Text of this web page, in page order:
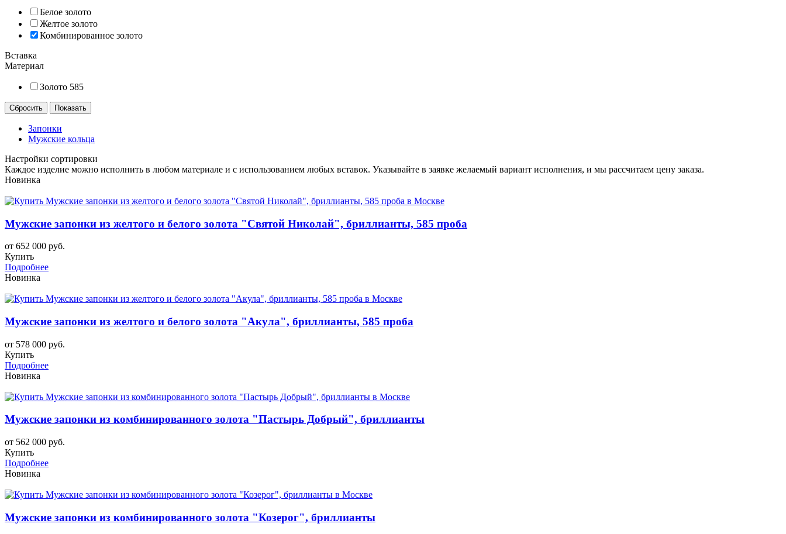
Белое золото
Желтое золото
Комбинированное золото
Вставка
Материал
Золото 585
Запонки
Мужские кольца
Настройки сортировки
Каждое изделие можно исполнить в любом материале и с использованием любых вставок. Указывайте в заявке желаемый вариант исполнения, и мы рассчитаем цену заказа.
Новинка
Мужские запонки из желтого и белого золота "Святой Николай", бриллианты, 585 проба
от 652 000 руб.
Купить
Подробнее
Новинка
Мужские запонки из желтого и белого золота "Акула", бриллианты, 585 проба
от 578 000 руб.
Купить
Подробнее
Новинка
Мужские запонки из комбинированного золота "Пастырь Добрый", бриллианты
от 562 000 руб.
Купить
Подробнее
Новинка
Мужские запонки из комбинированного золота "Козерог", бриллианты